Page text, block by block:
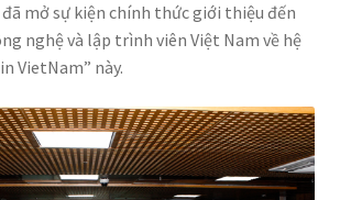
đã mở sự kiện chính thức giới thiệu đến
nghệ và lập trình viên Việt Nam về hệ
VietNam” này.